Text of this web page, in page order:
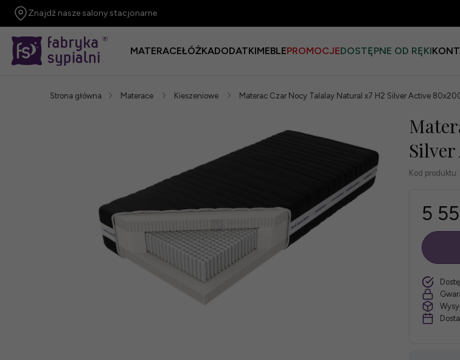
Znajdź nasze salony stacjonarne
MATERACEŁÓŻKADODATKIMEBLEPROMOCJEDOSTĘPNE OD RĘKI
Strona główna Materace Kieszeniowe Materac Czar Nocy Talalay Natural x7 H2 Silver Active
Kod produktu:
5
szt.